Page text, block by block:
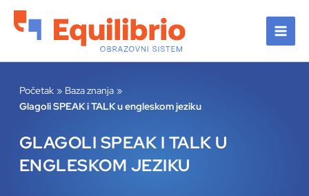
Pređi
Početak
Baza znanja
Glagoli SPEAK i TALK u engleskom jeziku
GLAGOLI SPEAK I TALK U
ENGLESKOM JEZIKU